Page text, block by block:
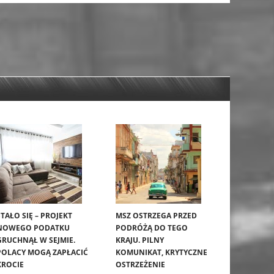
SIĘ – PROJEKT
PODATKU
W SEJMIE.
MOGĄ ZAPŁACIĆ
MSZ OSTRZEGA PRZED
PODRÓŻĄ DO TEGO
KRAJU. PILNY
KOMUNIKAT, KRYTYCZNE
OSTRZEŻENIE